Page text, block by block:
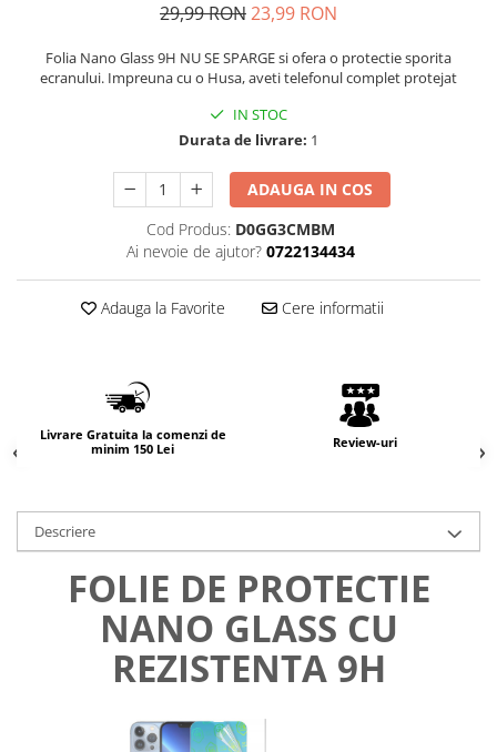
29,99 RON23,99 RON
Folia Nano Glass 9H NU SE SPARGE si ofera o protectie sporita
ecranului. Impreuna cu o Husa, aveti telefonul complet protejat
IN STOC
Durata de livrare: 1
ADAUGA IN COS
Cod Produs: D0GG3CMBM
Ai nevoie de ajutor? 0722134434
Adauga la Favorite Cere informatii
Livrare Gratuita la comenzi de
minim 150 Lei
Review-uri
Descriere
FOLIE DE PROTECTIE
NANO GLASS CU
REZISTENTA 9H